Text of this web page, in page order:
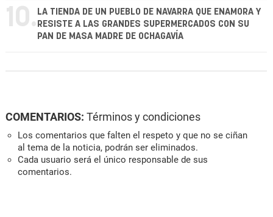
10. LA TIENDA DE UN PUEBLO DE NAVARRA QUE ENAMORA Y
RESISTE A LAS GRANDES SUPERMERCADOS CON SU
PAN DE MASA MADRE DE OCHAGAVÍA
COMENTARIOS: Términos y condiciones
Los comentarios que falten el respeto y que no se ciñan
al tema de la noticia, podrán ser eliminados.
Cada usuario será el único responsable de sus
comentarios.